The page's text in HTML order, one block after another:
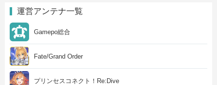
運営アンテナ一覧
Gamepo総合
Fate/Grand Order
プリンセスコネクト！Re:Dive